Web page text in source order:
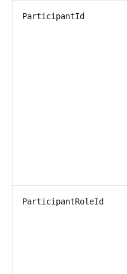
ParticipantId
ParticipantRoleId